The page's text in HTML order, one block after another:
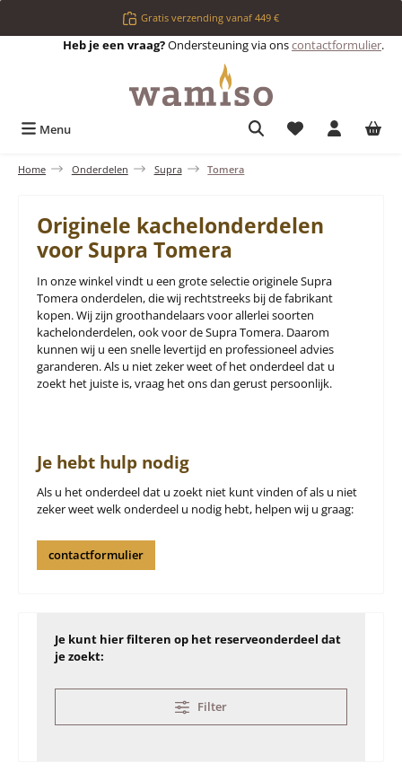
Ga naar de hoofdinhoudGratis verzending vanaf 449 €
Heb je een vraag?Ondersteuning via onscontactformulier.
Menu Je hebt 0 items
Home Onderdelen Supra Tomera
Originele kachelonderdelen
voor Supra Tomera
In onze winkel vindt u een grote selectie originele Supra
Tomera onderdelen, die wij rechtstreeks bij de fabrikant
kopen. Wij zijn groothandelaars voor allerlei soorten
kachelonderdelen, ook voor de Supra Tomera. Daarom
kunnen wij u een snelle levertijd en professioneel advies
garanderen. Als u niet zeker weet of het onderdeel dat u
zoekt het juiste is, vraag het ons dan gerust persoonlijk.
Je hebt hulp nodig
Als u het onderdeel dat u zoekt niet kunt vinden of als u niet
zeker weet welk onderdeel u nodig hebt, helpen wij u graag:
contactformulier
Je kunt hier filteren op het reserveonderdeel dat
je zoekt:
Filter